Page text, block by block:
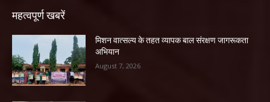
महत्वपूर्ण खबरें
मिशन वात्सल्य के तहत व्यापक बाल संरक्षण जागरूकता
अभियान
August 7, 2026